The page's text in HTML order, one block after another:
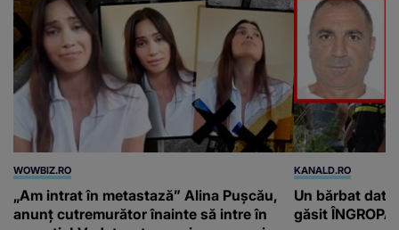
WOWBIZ.RO
„Am intrat în metastază” Alina Pușcău,
anunț cutremurător înainte să intre în
KANALD.RO
Un bărbat dat
găsit